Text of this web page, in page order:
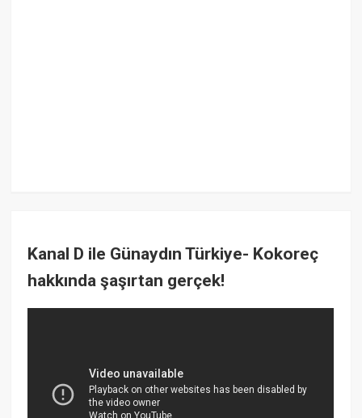
Kanal D ile Günaydın Türkiye- Kokoreç
hakkında şaşırtan gerçek!